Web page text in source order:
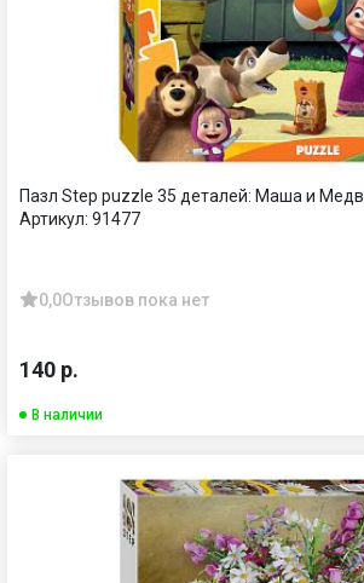
Пазл Step puzzle 35 деталей: Маша и
Артикул: 91477
0,0Отзывов пока нет
140 р.
В наличии